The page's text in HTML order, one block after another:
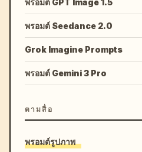
พรอมต์ GPT Image 1.5
พรอมต์ Seedance 2.0
Grok Imagine Prompts
พรอมต์ Gemini 3 Pro
ตามสื่อ
พรอมต์รูปภาพ